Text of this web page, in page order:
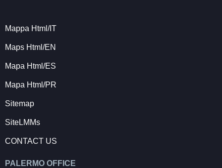
Mappa Html/IT
Maps Html/EN
Mapa Html/ES
Mapa Html/PR
Sitemap
SiteLMMs
CONTACT US
PALERMO OFFICE